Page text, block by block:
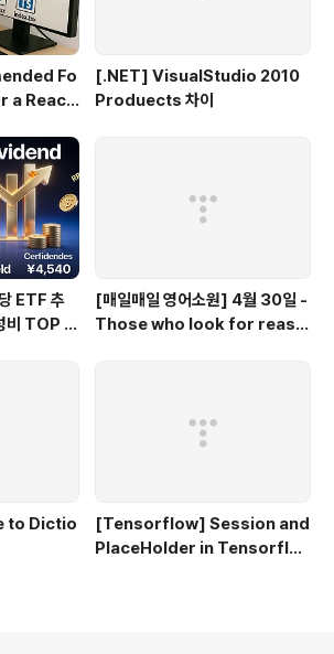
Fo
a React
[.NET] VisualStudio 2010
Produects 차이
ETF 추
비 TOP 3
[매일매일 영어소원] 4월 30일 -
Those who look for reaso
to Dictio
[Tensorflow] Session and
PlaceHolder in Tensorflo